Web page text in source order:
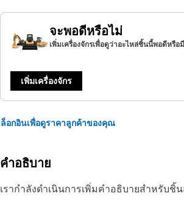
จะพอดีหรือไม่
เพิ่มเครื่องจักรเพื่อดูว่าอะไหล่ชิ้นนี้พอดีหรือ
เพิ่มเครื่องจักร
ล็อกอินเพื่อดูราคาลูกค้าของคุณ
คำอธิบาย
เรากำลังดำเนินการเพิ่มคำอธิบายสำหรับชิ้